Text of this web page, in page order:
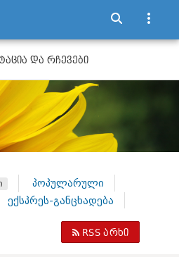
ᲓᲐ ᲠᲩᲔᲕᲔᲑᲘ
პოპულარული
ექსპრეს-განცხადება
RSS ᲐᲠᲮᲘ